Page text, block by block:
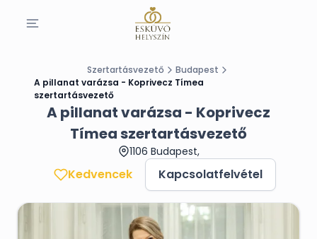
Szertartásvezető
Budapest
A pillanat varázsa - Koprivecz Tímea
szertartásvezető
A pillanat varázsa - Koprivecz
Tímea szertartásvezető
1106 Budapest,
Kedvencek Kapcsolatfelvétel